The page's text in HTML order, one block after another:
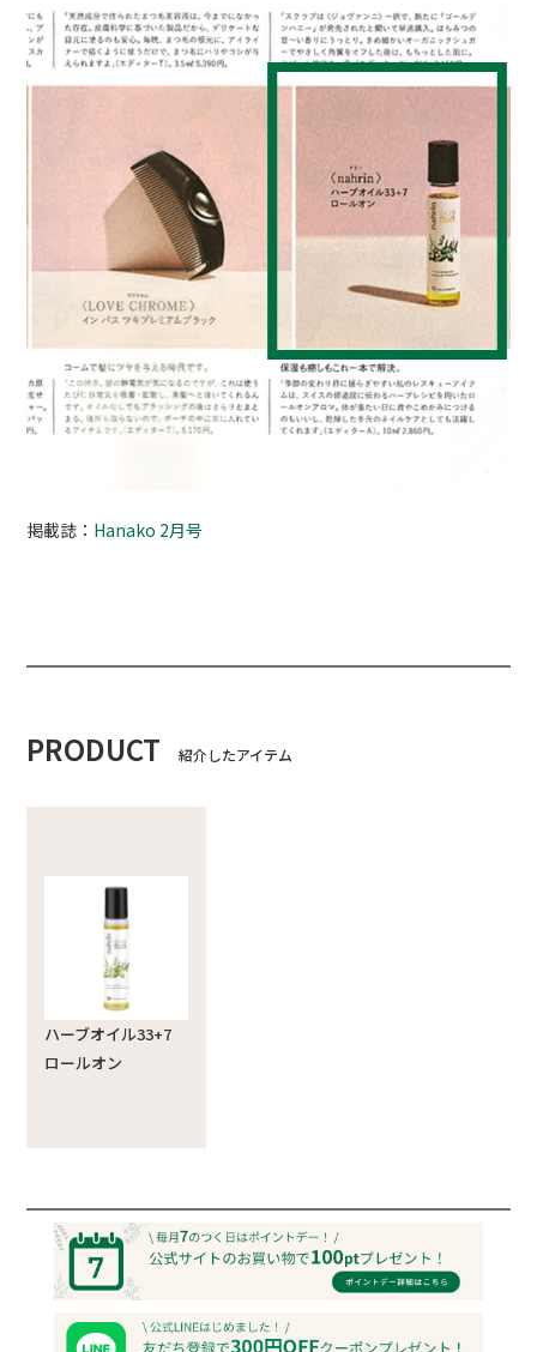
掲載誌： Hanako 2月号
PRODUCT 紹介したアイテム
ハーブオイル33+7
ロールオン